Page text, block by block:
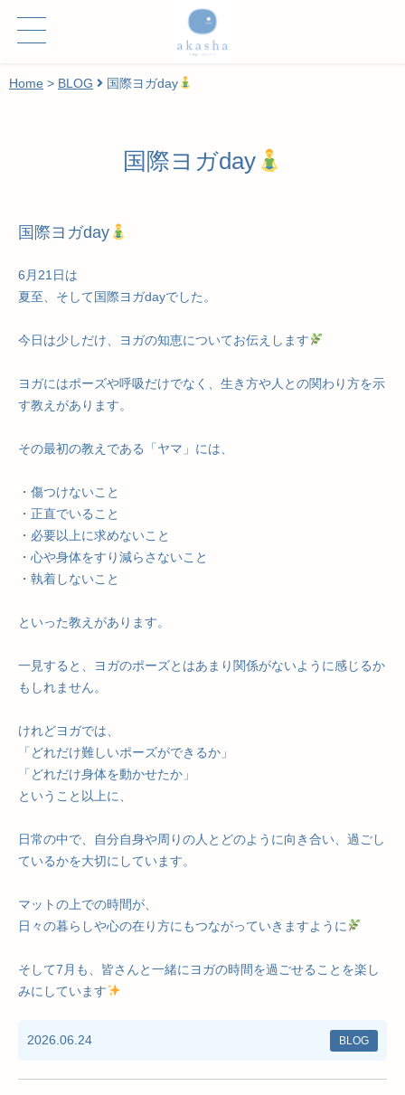
Home > BLOG 国際ヨガday
国際ヨガday
国際ヨガday
6月21日は
夏至、そして国際ヨガdayでした。
今日は少しだけ、ヨガの知恵についてお伝えします
ヨガにはポーズや呼吸だけでなく、生き方や人との関わり方を示
す教えがあります。
その最初の教えである「ヤマ」には、
・傷つけないこと
・正直でいること
・必要以上に求めないこと
・心や身体をすり減らさないこと
・執着しないこと
といった教えがあります。
一見すると、ヨガのポーズとはあまり関係がないように感じるか
もしれません。
けれどヨガでは、
「どれだけ難しいポーズができるか」
「どれだけ身体を動かせたか」
ということ以上に、
日常の中で、自分自身や周りの人とどのように向き合い、過ごし
ているかを大切にしています。
マットの上での時間が、
日々の暮らしや心の在り方にもつながっていきますように
そして7月も、皆さんと一緒にヨガの時間を過ごせることを楽し
みにしています
2026.06.24 BLOG